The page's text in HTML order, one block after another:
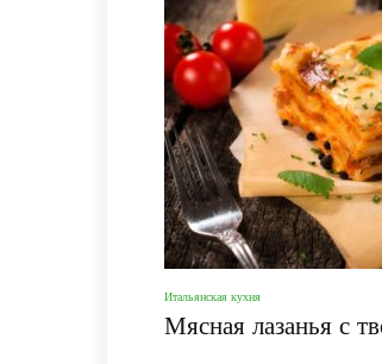
Итальянская кухня
Мясная лазанья с